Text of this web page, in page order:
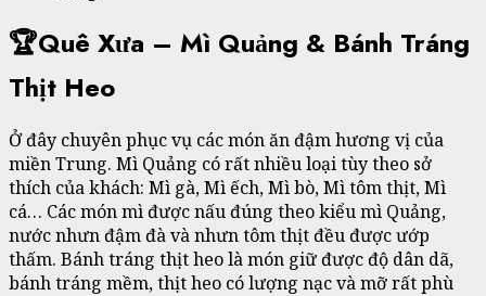
🏆Quê Xưa – Mì Quảng & Bánh Tráng
Thịt Heo
Ở đây chuyên phục vụ các món ăn đậm hương vị của
miền Trung. Mì Quảng có rất nhiều loại tùy theo sở
thích của khách: Mì gà, Mì ếch, Mì bò, Mì tôm thịt, Mì
cá… Các món mì được nấu đúng theo kiểu mì Quảng,
nước nhưn đậm đà và nhưn tôm thịt đều được ướp
thấm. Bánh tráng thịt heo là món giữ được độ dân dã,
bánh tráng mềm, thịt heo có lượng nạc và mỡ rất phù